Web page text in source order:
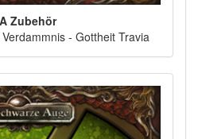
Zubehör
- Gottheit Travia